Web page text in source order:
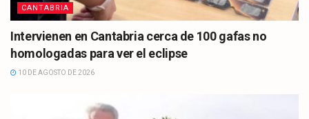
CANTABRIA
Intervienen en Cantabria cerca de 100 gafas no
homologadas para ver el eclipse
10 DE AGOSTO DE 2026